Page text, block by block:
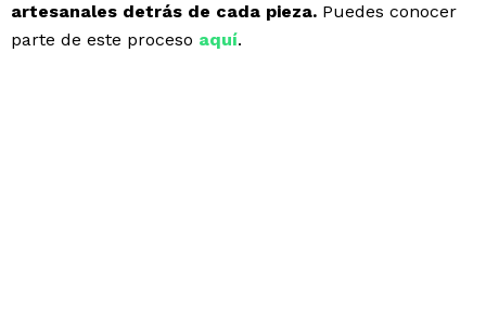
artesanales detrás de cada pieza. Puedes conocer
parte de este proceso aquí.